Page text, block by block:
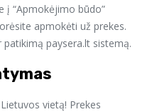
į “Apmokėjimo būdo”
apmokėti už prekes.
paysera.lt sistemą.
vietą! Prekes